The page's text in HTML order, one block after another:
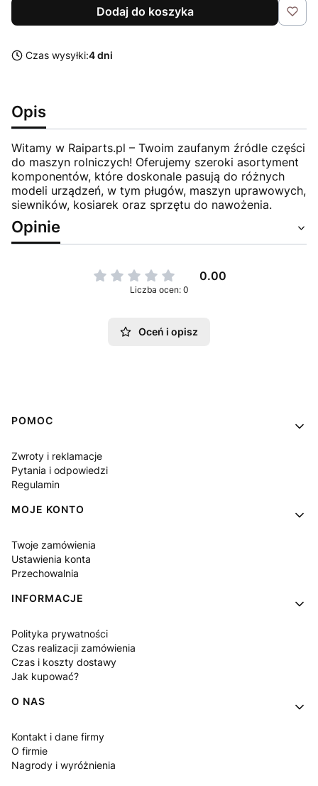
Dodaj do koszyka
Czas wysyłki:4 dni
Opis
Witamy w Raiparts.pl – Twoim zaufanym źródle części
do maszyn rolniczych! Oferujemy szeroki asortyment
komponentów, które doskonale pasują do różnych
modeli urządzeń, w tym pługów, maszyn uprawowych,
siewników, kosiarek oraz sprzętu do nawożenia.
Opinie
0.00
Liczba ocen: 0
Oceń i opisz
Linki w stopce
POMOC
Zwroty i reklamacje
Pytania i odpowiedzi
Regulamin
MOJE KONTO
Twoje zamówienia
Ustawienia konta
Przechowalnia
INFORMACJE
Polityka prywatności
Czas realizacji zamówienia
Czas i koszty dostawy
Jak kupować?
O NAS
Kontakt i dane firmy
O firmie
Nagrody i wyróżnienia